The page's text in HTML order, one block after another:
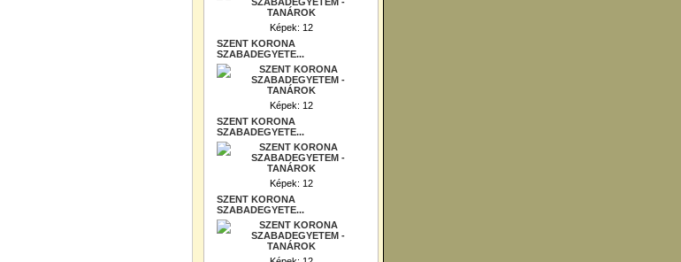
Képek: 12
SZENT KORONA
SZABADEGYETE...
Képek: 12
SZENT KORONA
SZABADEGYETE...
Képek: 12
SZENT KORONA
SZABADEGYETE...